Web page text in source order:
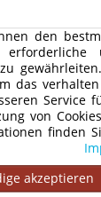
den
erforderliche
das
Service
von
finden
akzeptieren